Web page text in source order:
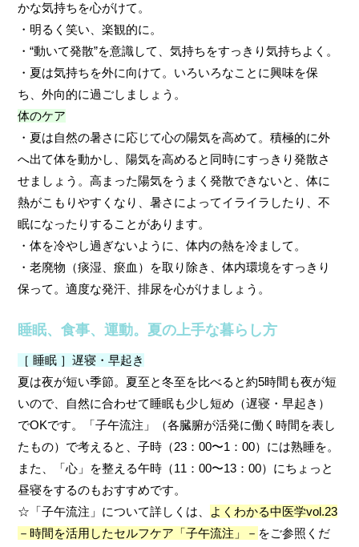
かな気持ちを心がけて。
・明るく笑い、楽観的に。
・“動いて発散”を意識して、気持ちをすっきり気持ちよく。
・夏は気持ちを外に向けて。いろいろなことに興味を保
ち、外向的に過ごしましょう。
体のケア
・ 夏は自然の暑さに応じて心の陽気を高めて。積極的に外
へ出て体を動かし、陽気を高めると同時にすっきり発散さ
せましょう。高まった陽気をうまく発散できないと、体に
熱がこもりやすくなり、暑さによってイライラしたり、不
眠になったりすることがあります。
・体を冷やし過ぎないように、体内の熱を冷まして。
・老廃物（痰湿、瘀血）を取り除き、体内環境をすっきり
保って。適度な発汗、排尿を心がけましょう。
睡眠、食事、運動。夏の上手な暮らし方
［ 睡眠 ］遅寝・早起き
夏は夜が短い季節。夏至と冬至を比べると約5時間も夜が短
いので、自然に合わせて睡眠も少し短め（遅寝・早起き）
でOKです。「子午流注」（各臓腑が活発に働く時間を表し
たもの）で考えると、子時（23：00〜1：00）には熟睡を。
また、「心」を整える午時（11：00〜13：00）にちょっと
昼寝をするのもおすすめです。
☆「子午流注」について詳しくは、 よくわかる中医学vol.23
－時間を活用したセルフケア「子午流注」－ をご参照くだ